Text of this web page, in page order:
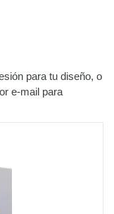
para tu diseño, o
e-mail para